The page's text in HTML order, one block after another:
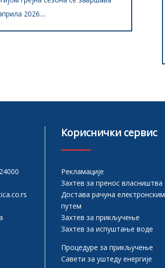
2026....
Кориснички сервис
Рекламације
Захтев за пренос власништва
Достава рачуна електронским
путем
Захтев за прикључење
Захтев за испуштање воде
Процедуре за прикључење
Савети за уштеду енергије